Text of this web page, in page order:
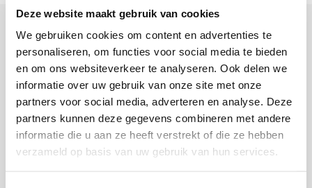
Deze website maakt gebruik van cookies
We gebruiken cookies om content en advertenties te
personaliseren, om functies voor social media te bieden
en om ons websiteverkeer te analyseren. Ook delen we
informatie over uw gebruik van onze site met onze
partners voor social media, adverteren en analyse. Deze
partners kunnen deze gegevens combineren met andere
informatie die u aan ze heeft verstrekt of die ze hebben
verzameld op basis van uw gebruik van hun services.
+31 23 205 2006
info@bruut.nl
Formulaire de contact
Ouvert jusqu’à 18:30
VOIR LES HORAIRES D’OUVERTURE